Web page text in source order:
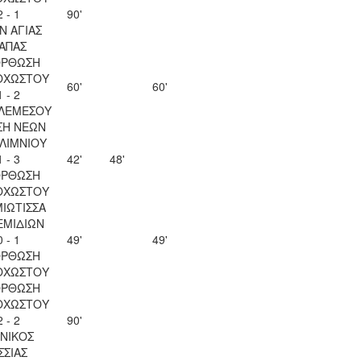
- 1
ΑΓΙΑΣ
90'
- 2
60' 60'
ΝΕΩΝ
- 3
42' 48'
- 1
49' 49'
- 2
90'